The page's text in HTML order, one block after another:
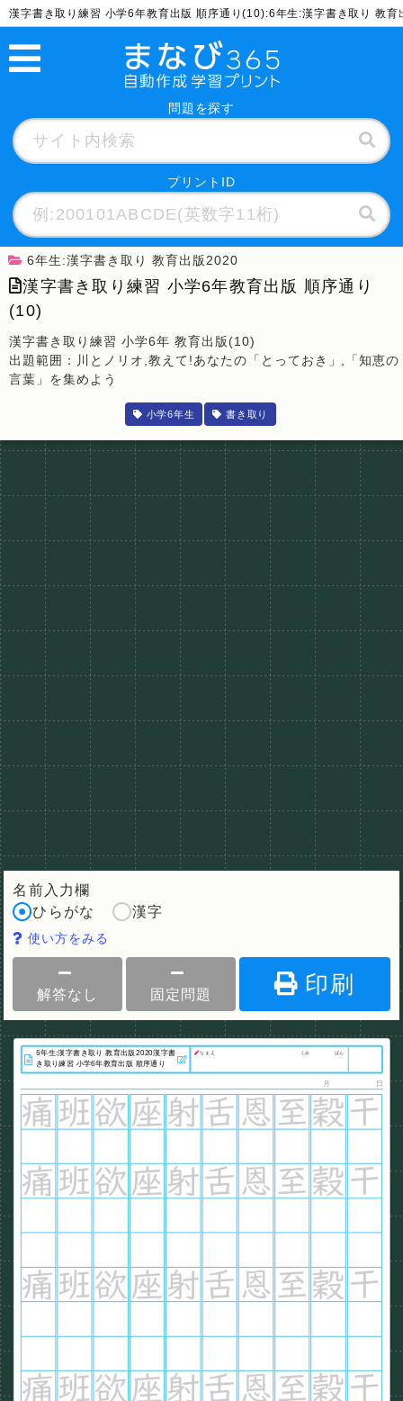
漢字書き取り練習 小学6年教育出版 順序通り(10):6年生:漢字書き取り 教
問題を探す
プリントID
6年生:漢字書き取り 教育出版2020
漢字書き取り練習 小学6年教育出版 順序通り
(10)
漢字書き取り練習 小学6年 教育出版(10)
出題範囲：川とノリオ,教えて!あなたの「とっておき」,「知恵の
言葉」を集めよう
小学6年生 書き取り
名前入力欄
ひらがな
漢字
使い方をみる
解答なし 固定問題 印刷
なまえ くみ ばん
月 日